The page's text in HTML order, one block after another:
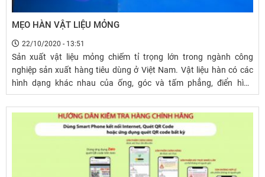
MẸO HÀN VẬT LIỆU MỎNG
22/10/2020 - 13:51
Sản xuất vật liệu mỏng chiếm tỉ trọng lớn trong ngành công
nghiệp sản xuất hàng tiêu dùng ở Việt Nam. Vật liệu hàn có các
hình dạng khác nhau của ống, góc và tấm phẳng, điển hình
thường được sản xuất từ ​​thép không gỉ, thép cacbon, mạ kẽm,
hoặc nhôm. Để xác định quá trình hàn tốt nhất, chắn khí và điện
cực để sử dụng.